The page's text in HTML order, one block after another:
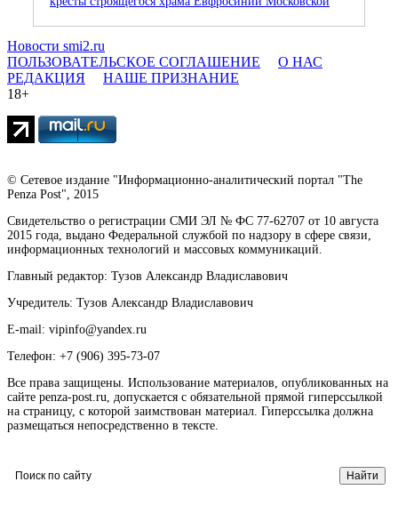
Новости smi2.ru
ПОЛЬЗОВАТЕЛЬСКОЕ СОГЛАШЕНИЕ
О НАС
РЕДАКЦИЯ
НАШЕ ПРИЗНАНИЕ
18+
© Сетевое издание "Информационно-аналитический портал "The
Penza Post", 2015
Свидетельство о регистрации СМИ ЭЛ № ФС 77-62707 от 10 августа
2015 года, выдано Федеральной службой по надзору в сфере связи,
информационных технологий и массовых коммуникаций.
Главный редактор: Тузов Александр Владиславович
Учредитель: Тузов Александр Владиславович
E-mail: vipinfo@yandex.ru
Телефон: +7 (906) 395-73-07
Все права защищены. Использование материалов, опубликованных на
сайте penza-post.ru, допускается с обязательной прямой гиперссылкой
на страницу, с которой заимствован материал. Гиперссылка должна
размещаться непосредственно в тексте.